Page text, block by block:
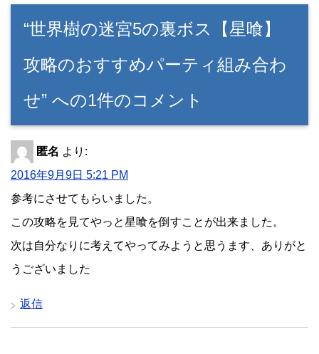
“世界樹の迷宮5の裏ボス【星喰】
攻略のおすすめパーティ組み合わ
せ” への1件のコメント
匿名 より:
2016年9月9日 5:21 PM
参考にさせてもらいました。
この攻略を見てやっと星喰を倒すことが出来ました。
次は自分なりに考えてやってみようと思うます、ありがと
うございました
返信